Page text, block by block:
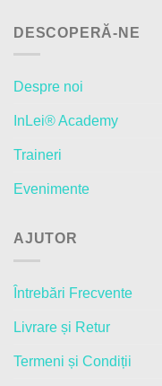
DESCOPERĂ-NE
Despre noi
InLei® Academy
Traineri
Evenimente
AJUTOR
Întrebări Frecvente
Livrare și Retur
Termeni și Condiții